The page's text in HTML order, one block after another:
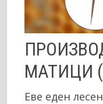
МАТИЦИ
Еве еден